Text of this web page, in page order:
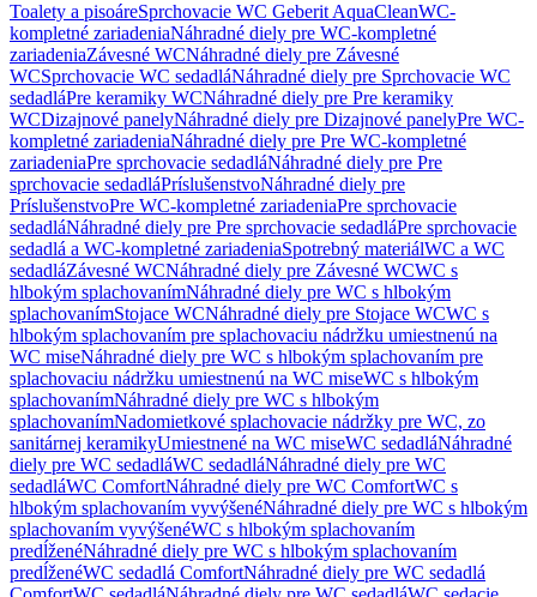
Toalety a pisoáreSprchovacie WC Geberit AquaCleanWC-
kompletné zariadeniaNáhradné diely pre WC-kompletné
zariadeniaZávesné WCNáhradné diely pre Závesné
WCSprchovacie WC sedadláNáhradné diely pre Sprchovacie WC
sedadláPre keramiky WCNáhradné diely pre Pre keramiky
WCDizajnové panelyNáhradné diely pre Dizajnové panelyPre WC-
kompletné zariadeniaNáhradné diely pre Pre WC-kompletné
zariadeniaPre sprchovacie sedadláNáhradné diely pre Pre
sprchovacie sedadláPríslušenstvoNáhradné diely pre
PríslušenstvoPre WC-kompletné zariadeniaPre sprchovacie
sedadláNáhradné diely pre Pre sprchovacie sedadláPre sprchovacie
sedadlá a WC-kompletné zariadeniaSpotrebný materiálWC a WC
sedadláZávesné WCNáhradné diely pre Závesné WCWC s
hlbokým splachovanímNáhradné diely pre WC s hlbokým
splachovanímStojace WCNáhradné diely pre Stojace WCWC s
hlbokým splachovaním pre splachovaciu nádržku umiestnenú na
WC miseNáhradné diely pre WC s hlbokým splachovaním pre
splachovaciu nádržku umiestnenú na WC miseWC s hlbokým
splachovanímNáhradné diely pre WC s hlbokým
splachovanímNadomietkové splachovacie nádržky pre WC, zo
sanitárnej keramikyUmiestnené na WC miseWC sedadláNáhradné
diely pre WC sedadláWC sedadláNáhradné diely pre WC
sedadláWC ComfortNáhradné diely pre WC ComfortWC s
hlbokým splachovaním vyvýšenéNáhradné diely pre WC s hlbokým
splachovaním vyvýšenéWC s hlbokým splachovaním
predĺženéNáhradné diely pre WC s hlbokým splachovaním
predĺženéWC sedadlá ComfortNáhradné diely pre WC sedadlá